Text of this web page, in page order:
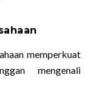
memperkuat
mengenali